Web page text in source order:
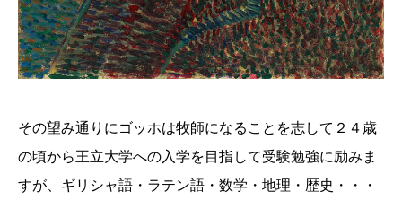
その望み通りにゴッホは牧師になることを志して２４歳
の頃から王立大学への入学を目指して受験勉強に励みま
すが、ギリシャ語・ラテン語・数学・地理・歴史・・・